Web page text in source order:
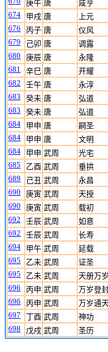
庚午 唐 咸亨
674
甲戌 唐 上元
676
丙子 唐 仪风
679
己卯 唐 调露
680
庚辰 唐 永隆
681
辛巳 唐 开耀
682
壬午 唐 永淳
683
癸未 唐 弘道
683
癸未 唐 弘道
684
甲申 唐 嗣圣
684
甲申 唐 文明
684
甲申 武周 光宅
685
乙酉 武周 垂拱
689
己丑 武周 永昌
690
庚寅 武周 天授
690
庚寅 武周 载初
692
壬辰 武周 如意
692
壬辰 武周 长寿
694
甲午 武周 延载
695
乙未 武周 证圣
695
乙未 武周 天册万岁
696
丙申 武周 万岁登
696
丙申 武周 万岁通
697
丁酉 武周 神功
698
戊戌 武周 圣历